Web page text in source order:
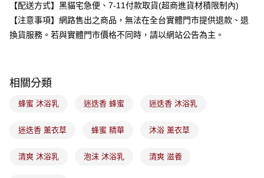
全盈+PAY
2.付款方式選擇「大哥付你分期」，訂單成立後會自動跳轉到大哥付的交易
流程，驗證手機門號後，選擇欲分期的期數、繳款截止日，確認付款後即完
成交易。
3.實際核准額度、可分期數及費用金額請依後續交易確認頁面所載為準。
消。如遇「轉專審核」未通過狀況，表示未達大哥付你分期系統評分，恕無
【繳款方式說明】
1.分期款項不併入電信帳單，「大哥付你分期」於每月結算日後寄送繳費提
每筆NT$100，滿NT$899(含以上)免運費
付款後全家取貨
【配送方式】黑貓宅急便、7-11付款取貨(超商進貨材積限制內)
【注意事項】網路售出之商品，無法在全台實體門市提供退款、退
換貨服務。若與實體門市價格不同時，請以網站公告為主。
相關分類
蜂蜜 沐浴乳 迷迭香 蜂蜜 迷迭香 沐浴乳
迷迭香 薰衣草 蜂蜜 精華 沐浴 薰衣草
清爽 沐浴乳 泡沫 沐浴乳 清爽 滋養